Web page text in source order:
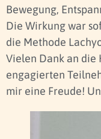
Bewegung,
Die Wirkung war
die Methode
Vielen Dank an die
engagierten
mir eine Freude!